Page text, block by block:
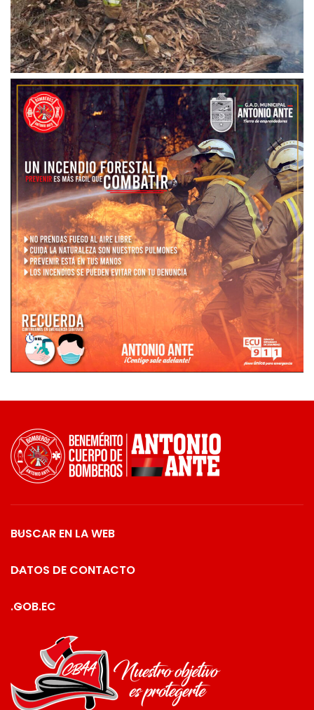
BUSCAR EN LA WEB
DATOS DE CONTACTO
.GOB.EC